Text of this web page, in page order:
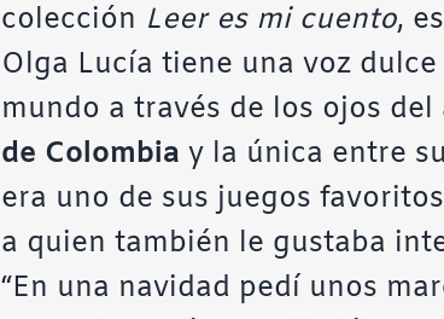
colección Leer es mi cuento,
Olga Lucía tiene una voz
mundo a través de los ojos
de Colombia y la única entre
era uno de sus juegos
a quien también le gustaba
“En una navidad pedí unos